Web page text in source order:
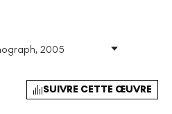
2005
SUIVRE CETTE ŒUVRE